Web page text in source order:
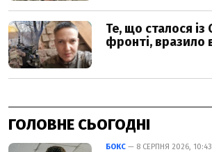
ГОЛОВНЕ СЬОГОДНІ
БОКС — 8 СЕРПНЯ 2026, 10:43